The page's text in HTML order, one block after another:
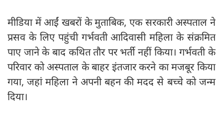
मीडिया में आईं खबरों के मुताबिक, एक सरकारी अस्पताल ने
प्रसव के लिए पहुंची गर्भवती आदिवासी महिला के संक्रमित
पाए जाने के बाद कथित तौर पर भर्ती नहीं किया। गर्भवती के
परिवार को अस्पताल के बाहर इंतजार करने का मजबूर किया
गया, जहां महिला ने अपनी बहन की मदद से बच्चे को जन्म
दिया।